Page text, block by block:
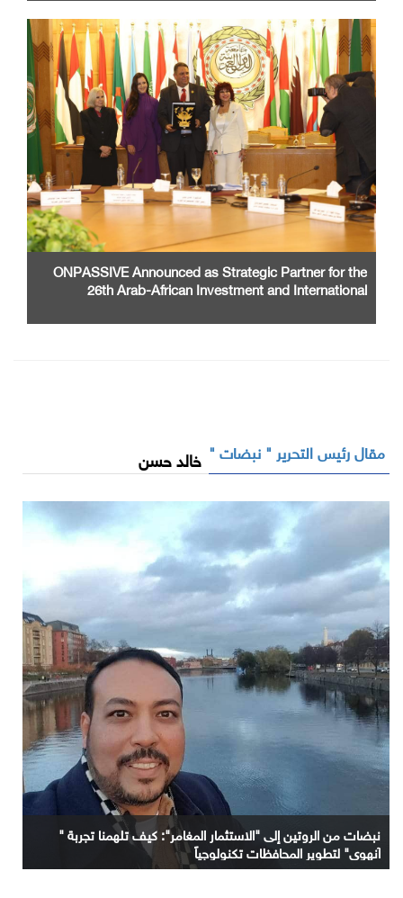
ONPASSIVE Announced as Strategic Partner for the
26th Arab-African Investment and International
مقال رئيس التحرير " نبضات " خالد حسن
نبضات من الروتين إلى "الاستثمار المغامر": كيف تلهمنا تجربة "
آنهوي" لتطوير المحافظات تكنولوجياً